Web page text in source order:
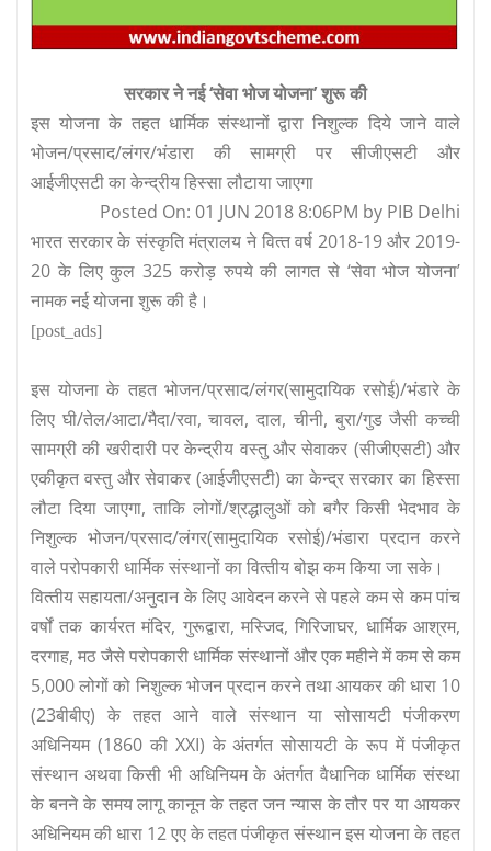
सरकार ने नई ‘सेवा भोज योजना’ शुरू की
इस योजना के तहत धार्मिक संस्‍थानों द्वारा निशुल्‍क दिये जाने वाले
भोजन/प्रसाद/लंगर/भंडारा की सामग्री पर सीजीएसटी और
आईजीएसटी का केन्‍द्रीय हिस्‍सा लौटाया जाएगा
Posted On: 01 JUN 2018 8:06PM by PIB Delhi
भारत सरकार के संस्‍कृति मंत्रालय ने वित्‍त वर्ष 2018-19 और 2019-
20 के लिए कुल 325 करोड़ रुपये की लागत से ‘सेवा भोज योजना’
नामक नई योजना शुरू की है।
[post_ads]
इस योजना के तहत भोजन/प्रसाद/लंगर(सामुदायिक रसोई)/भंडारे के
लिए घी/तेल/आटा/मैदा/रवा, चावल, दाल, चीनी, बुरा/गुड जैसी कच्‍ची
सामग्री की खरीदारी पर केन्‍द्रीय वस्‍तु और सेवाकर (सीजीएसटी) और
एकीकृत वस्‍तु और सेवाकर (आईजीएसटी) का केन्‍द्र सरकार का हिस्‍सा
लौटा दिया जाएगा, ताकि लोगों/श्रद्धालुओं को बगैर किसी भेदभाव के
निशुल्‍क भोजन/प्रसाद/लंगर(सामुदायिक रसोई)/भंडारा प्रदान करने
वाले परोपकारी धार्मिक संस्‍थानों का वित्‍तीय बोझ कम किया जा सके।
वित्‍तीय सहायता/अनुदान के लिए आवेदन करने से पहले कम से कम पांच
वर्षों तक कार्यरत मंदिर, गुरूद्वारा, मस्जिद, गिरिजाघर, धार्मिक आश्रम,
दरगाह, मठ जैसे परोपकारी धार्मिक संस्‍थानों और एक महीने में कम से कम
5,000 लोगों को निशुल्‍क भोजन प्रदान करने तथा आयकर की धारा 10
(23बीबीए) के तहत आने वाले संस्‍थान या सोसायटी पंजीकरण
अधिनियम (1860 की XXI) के अंतर्गत सोसायटी के रूप में पंजीकृत
संस्‍थान अथवा किसी भी अधिनियम के अंतर्गत वैधानिक धार्मिक संस्‍था
के बनने के समय लागू कानून के तहत जन न्‍यास के तौर पर या आयकर
अधिनियम की धारा 12 एए के तहत पंजीकृत संस्‍थान इस योजना के तहत